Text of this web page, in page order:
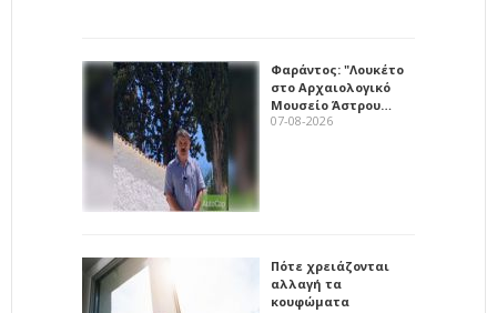
Φαράντος: "Λουκέτο
στο Αρχαιολογικό
Μουσείο Άστρου…
07-08-2026
Πότε χρειάζονται
αλλαγή τα
κουφώματα